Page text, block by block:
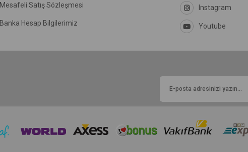
Mesafeli Satış Sözleşmesi
Banka Hesap Bilgilerimiz
Instagram
Youtube